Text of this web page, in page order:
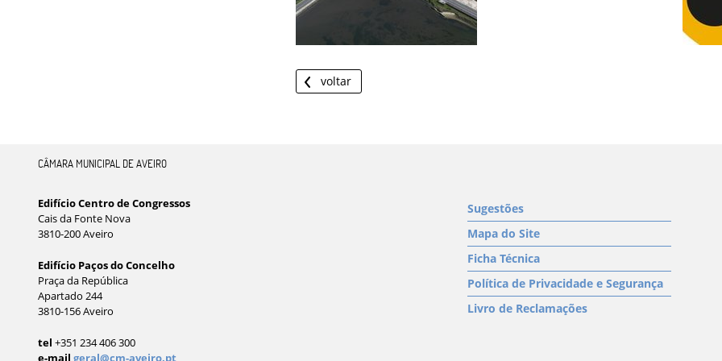
voltar
CÂMARA MUNICIPAL DE AVEIRO
Edifício Centro de Congressos
Cais da Fonte Nova
3810-200 Aveiro
Edifício Paços do Concelho
Praça da República
Apartado 244
3810-156 Aveiro
tel +351 234 406 300
e-mail geral@cm-aveiro.pt
Sugestões
Mapa do Site
Ficha Técnica
Política de Privacidade e Segurança
Livro de Reclamações